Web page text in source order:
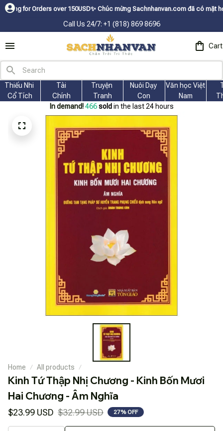
over 150USDㅤ✨ Chúc mừng Sachnhanvan.com đã có mặt hơn 200
Call Us 24/7: +1 (818) 869 8696
Cart
Thiếu Nhi
Cổ Tích
Tài
Chính
Truyện
Tranh
Nuôi Dạy
Con
Văn học Việt
Nam
In demand! 467 sold in the last 24 hours
Home All products
Kinh Tứ Thập Nhị Chương - Kinh Bốn Mươi
Hai Chương - Âm Nghĩa
$23.99 USD $32.99 USD 27% OFF